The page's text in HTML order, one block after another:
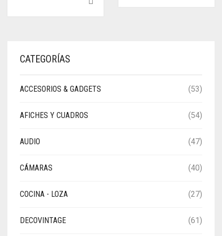
CATEGORÍAS
ACCESORIOS & GADGETS (53)
AFICHES Y CUADROS (54)
AUDIO (47)
CÁMARAS (40)
COCINA - LOZA (27)
DECOVINTAGE (61)